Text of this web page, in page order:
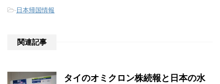
-日本帰国情報
関連記事
タイのオミクロン株続報と日本の水